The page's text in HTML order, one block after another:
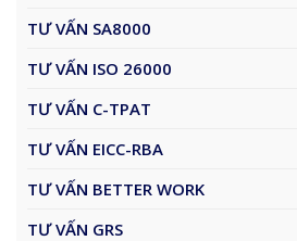
TƯ VẤN SA8000
TƯ VẤN ISO 26000
TƯ VẤN C-TPAT
TƯ VẤN EICC-RBA
TƯ VẤN BETTER WORK
TƯ VẤN GRS